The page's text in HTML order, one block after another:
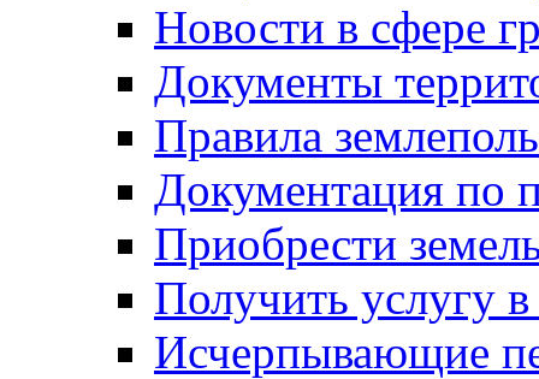
Новости в сфере
Документы
Правила
Документация по
Приобрести
Получить услугу в
Исчерпывающие